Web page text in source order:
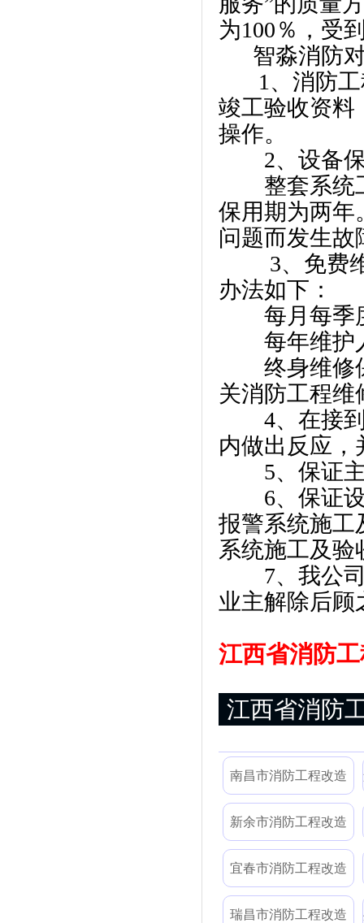
为100％，受
智淼消防对
1、消防工
竣工验收资料
操作。
2、设备保
整套系统工
保用期为两年
问题而发生故
3、免费维
办法如下：
每月每季
每年维护人
终身维修保
关消防工程维
4、在接到
内做出反应，
5、保证主
6、保证设
报警系统施工
系统施工及验
7、我公司
业主解除后顾
江西省消防
江西省消防
南昌市消防工程改造
新余市消防工程改造
宜春市消防工程改造
瑞昌市消防工程改造